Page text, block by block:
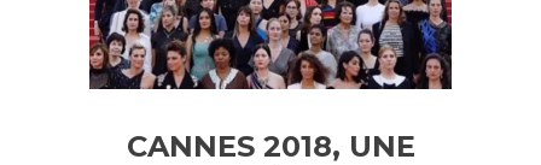
CANNES 2018, UNE